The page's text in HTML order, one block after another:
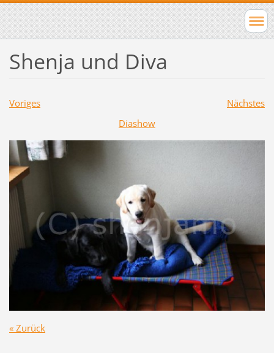
Shenja und Diva
Voriges
Nächstes
Diashow
« Zurück